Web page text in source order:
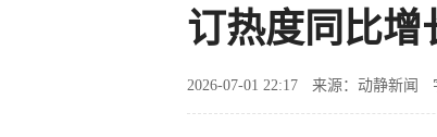
订热度同比增
2026-07-01 22:17 来源：动静新闻